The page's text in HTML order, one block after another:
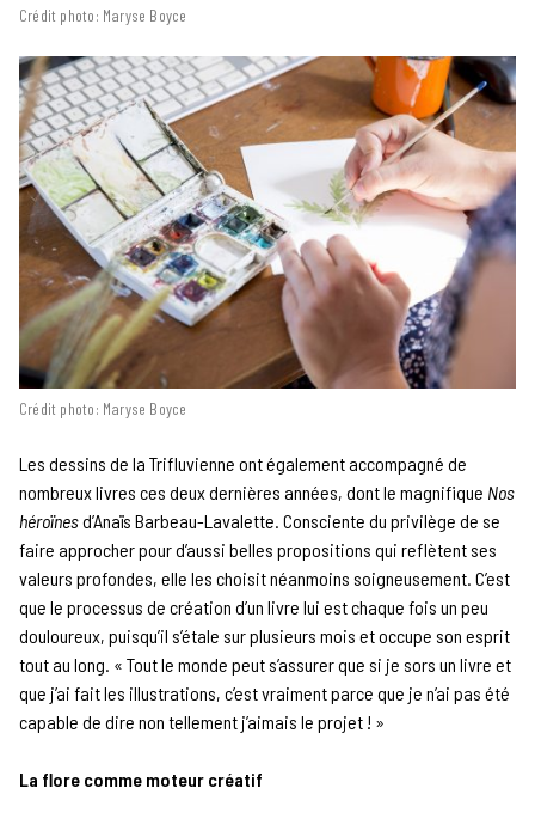
Crédit photo: Maryse Boyce
Crédit photo: Maryse Boyce
Les dessins de la Trifluvienne ont également accompagné de
nombreux livres ces deux dernières années, dont le magnifique Nos
héroïnesd’Anaïs Barbeau-Lavalette. Consciente du privilège de se
faire approcher pour d’aussi belles propositions qui reflètent ses
valeurs profondes, elle les choisit néanmoins soigneusement. C’est
que le processus de création d’un livre lui est chaque fois un peu
douloureux, puisqu’il s’étale sur plusieurs mois et occupe son esprit
tout au long. « Tout le monde peut s’assurer que si je sors un livre et
que j’ai fait les illustrations, c’est vraiment parce que je n’ai pas été
capable de dire non tellement j’aimais le projet ! »
La flore comme moteur créatif